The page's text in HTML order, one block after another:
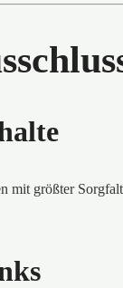
mit größter